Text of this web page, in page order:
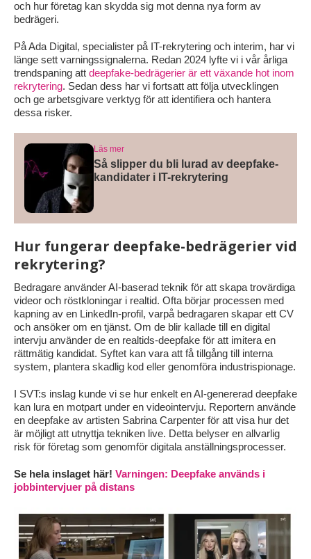
och hur företag kan skydda sig mot denna nya form av
bedrägeri.
På Ada Digital, specialister på IT-rekrytering och interim, har vi
länge sett varningssignalerna. Redan 2024 lyfte vi i vår årliga
trendspaning att deepfake-bedrägerier är ett växande hot inom
rekrytering. Sedan dess har vi fortsatt att följa utvecklingen
och ge arbetsgivare verktyg för att identifiera och hantera
dessa risker.
Läs mer
Så slipper du bli lurad av deepfake-
kandidater i IT-rekrytering
Hur fungerar deepfake-bedrägerier vid
rekrytering?
Bedragare använder AI-baserad teknik för att skapa trovärdiga
videor och röstkloningar i realtid. Ofta börjar processen med
kapning av en LinkedIn-profil, varpå bedragaren skapar ett CV
och ansöker om en tjänst. Om de blir kallade till en digital
intervju använder de en realtids-deepfake för att imitera en
rättmätig kandidat. Syftet kan vara att få tillgång till interna
system, plantera skadlig kod eller genomföra industrispionage.
I SVT:s inslag kunde vi se hur enkelt en AI-genererad deepfake
kan lura en motpart under en videointervju. Reportern använde
en deepfake av artisten Sabrina Carpenter för att visa hur det
är möjligt att utnyttja tekniken live. Detta belyser en allvarlig
risk för företag som genomför digitala anställningsprocesser.
Se hela inslaget här! Varningen: Deepfake används i
jobbintervjuer på distans